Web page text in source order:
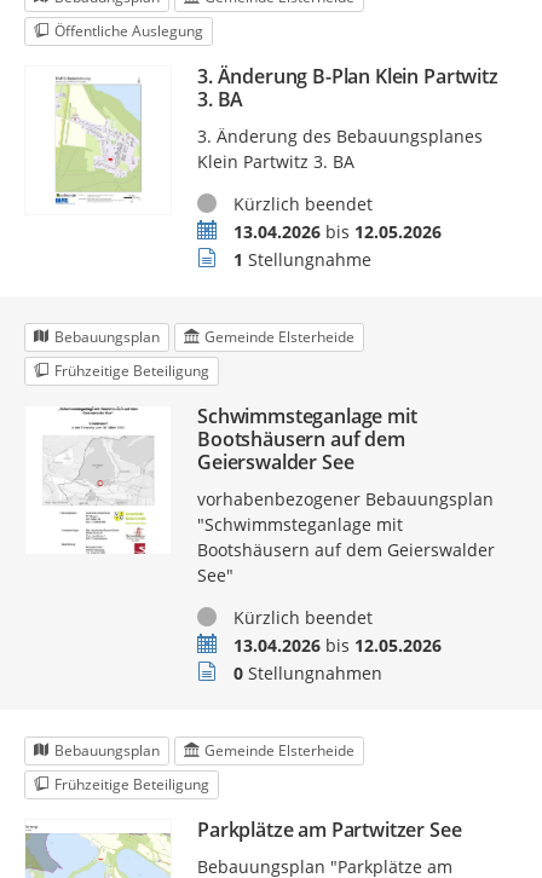
Öffentliche Auslegung
3. Änderung B-Plan Klein Partwitz
3. BA
3. Änderung des Bebauungsplanes
Klein Partwitz 3. BA
StatusKürzlich beendet
Zeitraum13.04.2026bis 12.05.2026
Stellungnahmen
1 Stellungnahme
Bebauungsplan
Gemeinde Elsterheide
Frühzeitige Beteiligung
Schwimmsteganlage mit
Bootshäusern auf dem
Geierswalder See
vorhabenbezogener Bebauungsplan
"Schwimmsteganlage mit
Bootshäusern auf dem Geierswalder
See"
StatusKürzlich beendet
Zeitraum13.04.2026bis 12.05.2026
Stellungnahmen
0Stellungnahmen
Bebauungsplan
Gemeinde Elsterheide
Frühzeitige Beteiligung
Parkplätze am Partwitzer See
Bebauungsplan "Parkplätze am